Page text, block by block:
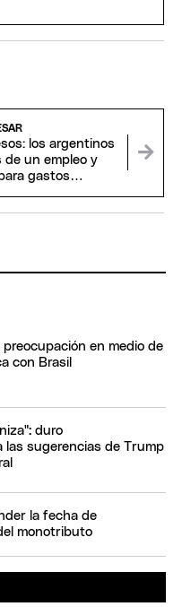
los argentinos
de un empleo y
gastos
preocupación en medio de
con Brasil
duro
las sugerencias de Trump
la fecha de
monotributo